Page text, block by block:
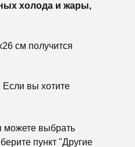
холода и жары,
см получится
Если вы хотите
можете выбрать
пункт "Другие